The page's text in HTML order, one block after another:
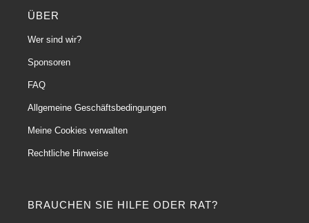
BRAUCHEN SIE HILFE ODER RAT?
ÜBER
Wer sind wir?
Sponsoren
FAQ
Allgemeine Geschäftsbedingungen
Meine Cookies verwalten
Rechtliche Hinweise